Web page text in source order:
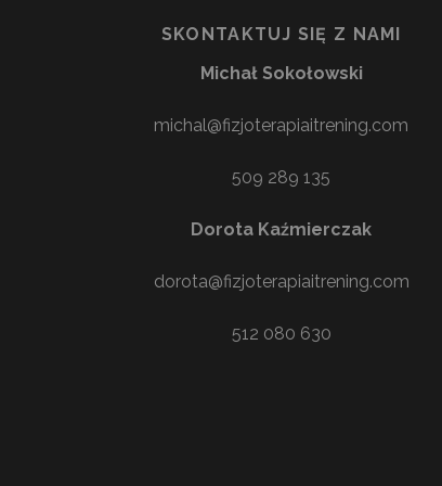
SKONTAKTUJ SIĘ Z NAMI
Michał Sokołowski
michal@fizjoterapiaitrening.com
509 289 135
Dorota Kaźmierczak
dorota@fizjoterapiaitrening.com
512 080 630